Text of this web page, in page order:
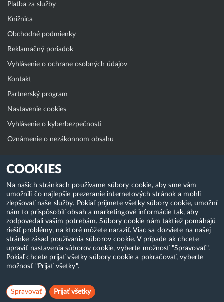
COOKIES
Na našich stránkach používame súbory cookie, aby sme vám
umožnili čo najlepšie prezeranie internetových stránok a mohli
zlepšovať naše služby. Pokiaľ prijmete všetky súbory cookie, umožní
nám to prispôsobiť obsah a marketingové informácie tak, aby
zodpovedali vašim potrebám. Súbory cookie nám taktiež pomáhajú
riešiť problémy, na ktoré môžete naraziť. Viac sa dozviete na našej
stránke zásad používania súborov cookie. V prípade ak chcete
upraviť nastavenia súborov cookie, vyberte možnosť "Spravovať".
Pokiaľ chcete prijať všetky súbory cookie a pokračovať, vyberte
možnosť "Prijať všetky".
Spravovať Prijať všetky
Platba za služby
Knižnica
Obchodné podmienky
Reklamačný poriadok
Vyhlásenie o ochrane osobných údajov
Kontakt
Partnerský program
Nastavenie cookies
Vyhlásenie o kyberbezpečnosti
Oznámenie o nezákonnom obsahu
Klientská zóna
WebAdmin
WebMail
Zmena hesla (E-mail, FTP, SSH)
Webhosting
Domény
Copyright & 2018-2026 HostCreators. Všetky práva vyhradené